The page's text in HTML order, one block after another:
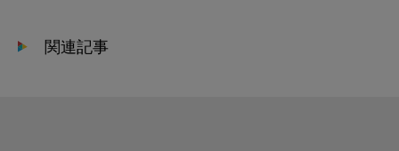
関連記事